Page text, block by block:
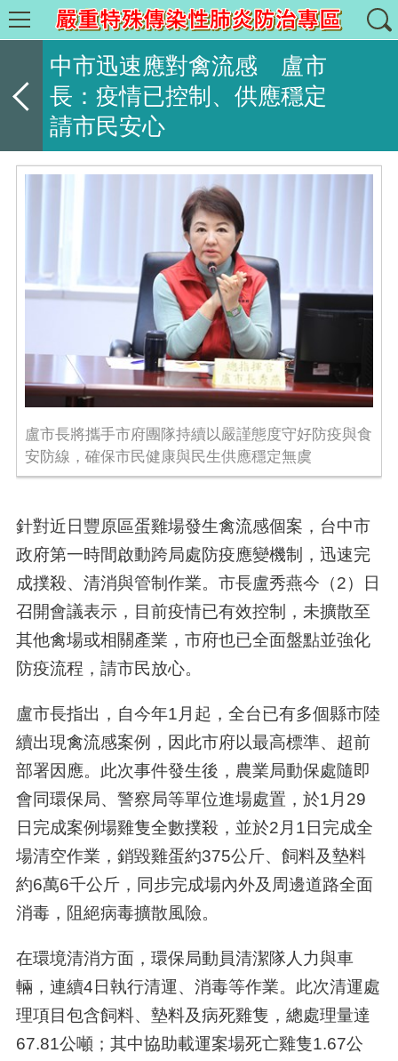
中市迅速應對禽流感 盧市
長：疫情已控制、供應穩定
請市民安心
盧市長將攜手市府團隊持續以嚴謹態度守好防疫與食
安防線，確保市民健康與民生供應穩定無虞
針對近日豐原區蛋雞場發生禽流感個案，台中市
政府第一時間啟動跨局處防疫應變機制，迅速完
成撲殺、清消與管制作業。市長盧秀燕今（2）日
召開會議表示，目前疫情已有效控制，未擴散至
其他禽場或相關產業，市府也已全面盤點並強化
防疫流程，請市民放心。
盧市長指出，自今年1月起，全台已有多個縣市陸
續出現禽流感案例，因此市府以最高標準、超前
部署因應。此次事件發生後，農業局動保處隨即
會同環保局、警察局等單位進場處置，於1月29
日完成案例場雞隻全數撲殺，並於2月1日完成全
場清空作業，銷毀雞蛋約375公斤、飼料及墊料
約6萬6千公斤，同步完成場內外及周邊道路全面
消毒，阻絕病毒擴散風險。
在環境清消方面，環保局動員清潔隊人力與車
輛，連續4日執行清運、消毒等作業。此次清運處
理項目包含飼料、墊料及病死雞隻，總處理量達
67.81公噸；其中協助載運案場死亡雞隻1.67公